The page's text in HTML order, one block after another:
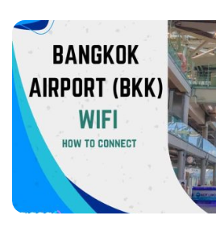
港であり、年間数百万人の乗客が
ット空港に到着したら、空港内を
を使ったり、滞在中にインターネ
めに、インターネット環境が必要
プーケット空港のWi-Fiがどこで
かを知っておくと便利です。この
プーケット空港のWi-Fiへの接続
で安全にインターネット接続を確
いてご紹介します。 I. プーケット
りますか？ はい、プーケット空港